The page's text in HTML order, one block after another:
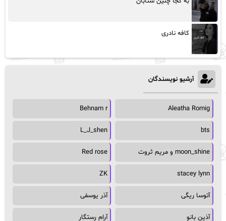
کافه نادری
آرشیو نویسندگان
Aleatha Romig
Behnam r
bts
L_J_shen
moon_shine و مریم ثروت Red rose
stacey lynn
ZK
آتوسا ریگی آذر یوسفی
آذین بانو آرام رستگار